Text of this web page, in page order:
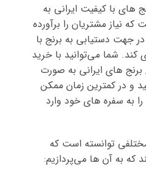
های با کیفیت ایرانی به
نیاز مشتریان را برآورده
جهت دستیابی به برنج با
کند. شما می‌توانید با خرید
برنج های ایرانی به صورت
و در کمترین زمان ممکن
به سفره های خود وارد
توانسته است که
که به آن ها می‌پردازیم: